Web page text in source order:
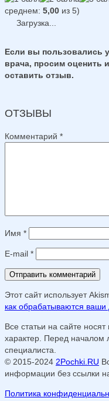
среднем: 5,00 из 5)
Загрузка...
Если вы пользовались
врача, просим оценить
оставить отзыв.
ОТЗЫВЫ
Комментарий *
Имя *
E-mail *
Этот сайт использует
как обрабатываются
Все статьи на сайте
характер. Перед началом
специалиста.
© 2015-2024 2Pochki.RU
информации без ссылки
Политика